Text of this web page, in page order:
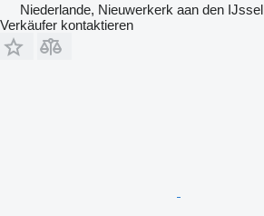
Niederlande, Nieuwerkerk aan den IJssel
Verkäufer kontaktieren